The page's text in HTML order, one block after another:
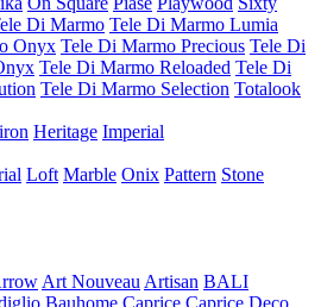
Di Marmo Tele Di Marmo Lumia
Onyx Tele Di Marmo Precious Tele Di
Tele Di Marmo Reloaded Tele Di
Tele Di Marmo Selection Totalook
Heritage Imperial
Loft Marble Onix Pattern Stone
Art Nouveau Artisan BALI